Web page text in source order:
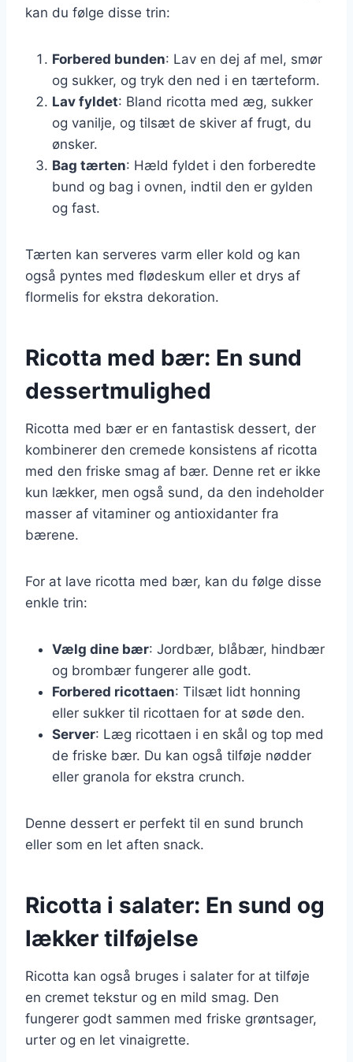
kan du følge disse trin:
Forbered bunden: Lav en dej af mel, smør
og sukker, og tryk den ned i en tærteform.
Lav fyldet: Bland ricotta med æg, sukker
og vanilje, og tilsæt de skiver af frugt, du
ønsker.
Bag tærten: Hæld fyldet i den forberedte
bund og bag i ovnen, indtil den er gylden
og fast.
Tærten kan serveres varm eller kold og kan
også pyntes med flødeskum eller et drys af
flormelis for ekstra dekoration.
Ricotta med bær: En sund
dessertmulighed
Ricotta med bær er en fantastisk dessert, der
kombinerer den cremede konsistens af ricotta
med den friske smag af bær. Denne ret er ikke
kun lækker, men også sund, da den indeholder
masser af vitaminer og antioxidanter fra
bærene.
For at lave ricotta med bær, kan du følge disse
enkle trin:
Vælg dine bær: Jordbær, blåbær, hindbær
og brombær fungerer alle godt.
Forbered ricottaen: Tilsæt lidt honning
eller sukker til ricottaen for at søde den.
Server: Læg ricottaen i en skål og top med
de friske bær. Du kan også tilføje nødder
eller granola for ekstra crunch.
Denne dessert er perfekt til en sund brunch
eller som en let aften snack.
Ricotta i salater: En sund og
lækker tilføjelse
Ricotta kan også bruges i salater for at tilføje
en cremet tekstur og en mild smag. Den
fungerer godt sammen med friske grøntsager,
urter og en let vinaigrette.